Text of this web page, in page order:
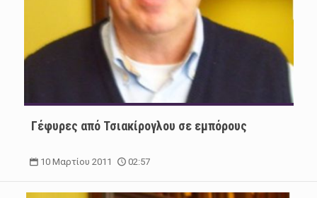
Γέφυρες από Τσιακίρογλου σε εμπόρους
10 Μαρτίου 2011 02:57